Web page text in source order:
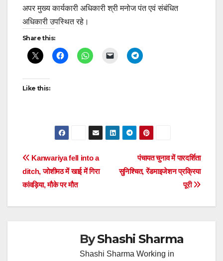
अपर मुख्य कार्यकारी अधिकारी श्री मनोज पंत एवं संबंधित
अधिकारी उपस्थित रहे।
Share this:
Like this:
Post
navigation
पंचायत चुनाव में पारदर्शिता
सुनिश्चित, रेंडमाइजेशन प्रक्रिया
पूरी
Kanwariya fell into a
ditch, जोशीमठ में खाई में गिरा
कांवड़िया, मौके पर मौत
ByShashi Sharma
Shashi Sharma Working in